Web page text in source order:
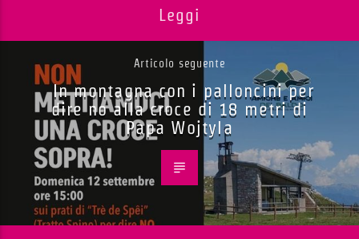
Leggi
Articolo seguente
In montagna con i palloncini per
dire no alla croce di 18 metri di
Papa Wojtyla